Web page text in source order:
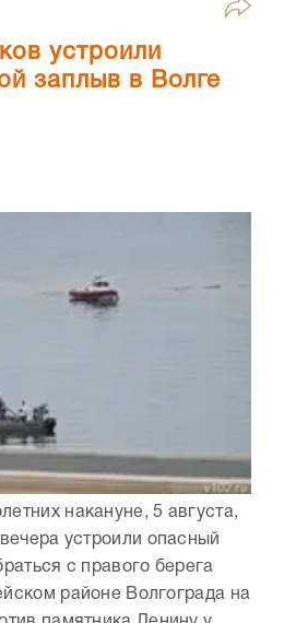
устроили
заплыв в Волге
накануне, 5 августа,
устроили опасный
с правого берега
районе Волгограда на